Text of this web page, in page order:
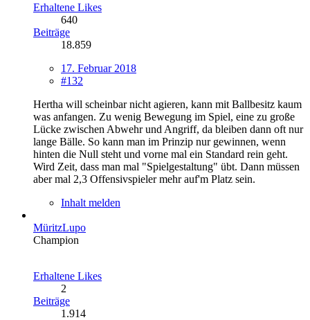
Erhaltene Likes
640
Beiträge
18.859
17. Februar 2018
#132
Hertha will scheinbar nicht agieren, kann mit Ballbesitz kaum
was anfangen. Zu wenig Bewegung im Spiel, eine zu große
Lücke zwischen Abwehr und Angriff, da bleiben dann oft nur
lange Bälle. So kann man im Prinzip nur gewinnen, wenn
hinten die Null steht und vorne mal ein Standard rein geht.
Wird Zeit, dass man mal "Spielgestaltung" übt. Dann müssen
aber mal 2,3 Offensivspieler mehr auf'm Platz sein.
Inhalt melden
MüritzLupo
Champion
Erhaltene Likes
2
Beiträge
1.914